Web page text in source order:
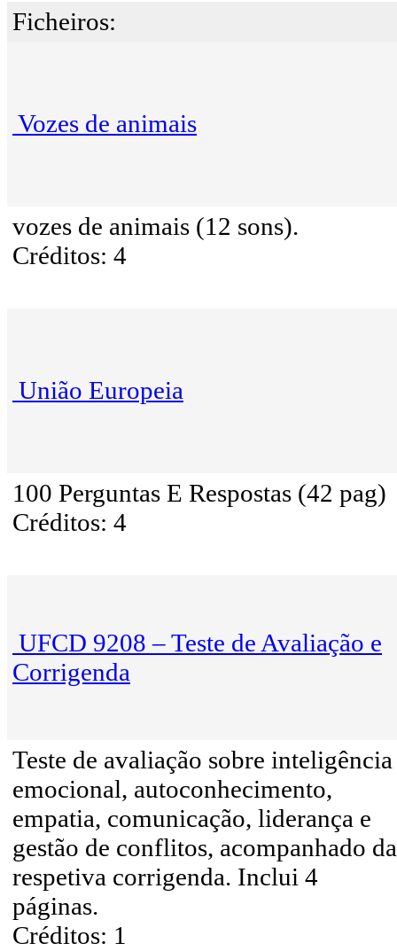
Ficheiros:
Vozes de animais
vozes de animais (12 sons).
Créditos: 4
União Europeia
100 Perguntas E Respostas (42 pag)
Créditos: 4
UFCD 9208 – Teste de Avaliação e
Corrigenda
Teste de avaliação sobre inteligência
emocional, autoconhecimento,
empatia, comunicação, liderança e
gestão de conflitos, acompanhado da
respetiva corrigenda. Inclui 4
páginas.
Créditos: 1